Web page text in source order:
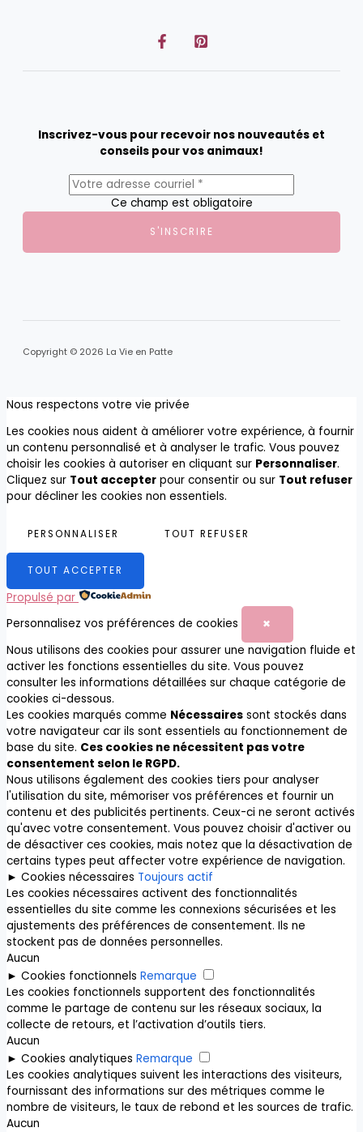
Inscrivez-vous pour recevoir nos nouveautés et
conseils pour vos animaux!
Ce champ est obligatoire
S'INSCRIRE
Copyright © 2026 La Vie en Patte
Nous respectons votre vie privée
Les cookies nous aident à améliorer votre expérience, à fournir
un contenu personnalisé et à analyser le trafic. Vous pouvez
choisir les cookies à autoriser en cliquant sur Personnaliser.
Cliquez sur Tout accepter pour consentir ou sur Tout refuser
pour décliner les cookies non essentiels.
PERSONNALISER TOUT REFUSER
TOUT ACCEPTER
Propulsé par
Personnalisez vos préférences de cookies
✖
Nous utilisons des cookies pour assurer une navigation fluide et
activer les fonctions essentielles du site. Vous pouvez
consulter les informations détaillées sur chaque catégorie de
cookies ci-dessous.
Les cookies marqués comme Nécessaires sont stockés dans
votre navigateur car ils sont essentiels au fonctionnement de
base du site. Ces cookies ne nécessitent pas votre
consentement selon le RGPD.
Nous utilisons également des cookies tiers pour analyser
l'utilisation du site, mémoriser vos préférences et fournir un
contenu et des publicités pertinents. Ceux-ci ne seront activés
qu'avec votre consentement. Vous pouvez choisir d'activer ou
de désactiver ces cookies, mais notez que la désactivation de
certains types peut affecter votre expérience de navigation.
► Cookies nécessaires Toujours actif
Les cookies nécessaires activent des fonctionnalités
essentielles du site comme les connexions sécurisées et les
ajustements des préférences de consentement. Ils ne
stockent pas de données personnelles.
Aucun
► Cookies fonctionnels Remarque
Les cookies fonctionnels supportent des fonctionnalités
comme le partage de contenu sur les réseaux sociaux, la
collecte de retours, et l’activation d’outils tiers.
Aucun
► Cookies analytiques Remarque
Les cookies analytiques suivent les interactions des visiteurs,
fournissant des informations sur des métriques comme le
nombre de visiteurs, le taux de rebond et les sources de trafic.
Aucun